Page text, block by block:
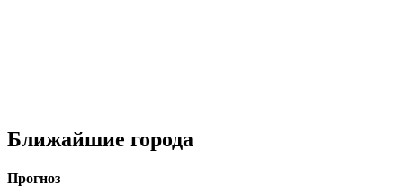
Ближайшие города
Прогноз